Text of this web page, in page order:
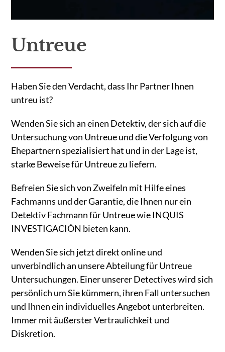
Untreue
Haben Sie den Verdacht, dass Ihr Partner Ihnen
untreu ist?
Wenden Sie sich an einen Detektiv, der sich auf die
Untersuchung von Untreue und die Verfolgung von
Ehepartnern spezialisiert hat und in der Lage ist,
starke Beweise für Untreue zu liefern.
Befreien Sie sich von Zweifeln mit Hilfe eines
Fachmanns und der Garantie, die Ihnen nur ein
Detektiv Fachmann für Untreue wie INQUIS
INVESTIGACIÓN bieten kann.
Wenden Sie sich jetzt direkt online und
unverbindlich an unsere Abteilung für Untreue
Untersuchungen. Einer unserer Detectives wird sich
persönlich um Sie kümmern, ihren Fall untersuchen
und Ihnen ein individuelles Angebot unterbreiten.
Immer mit äußerster Vertraulichkeit und
Diskretion.